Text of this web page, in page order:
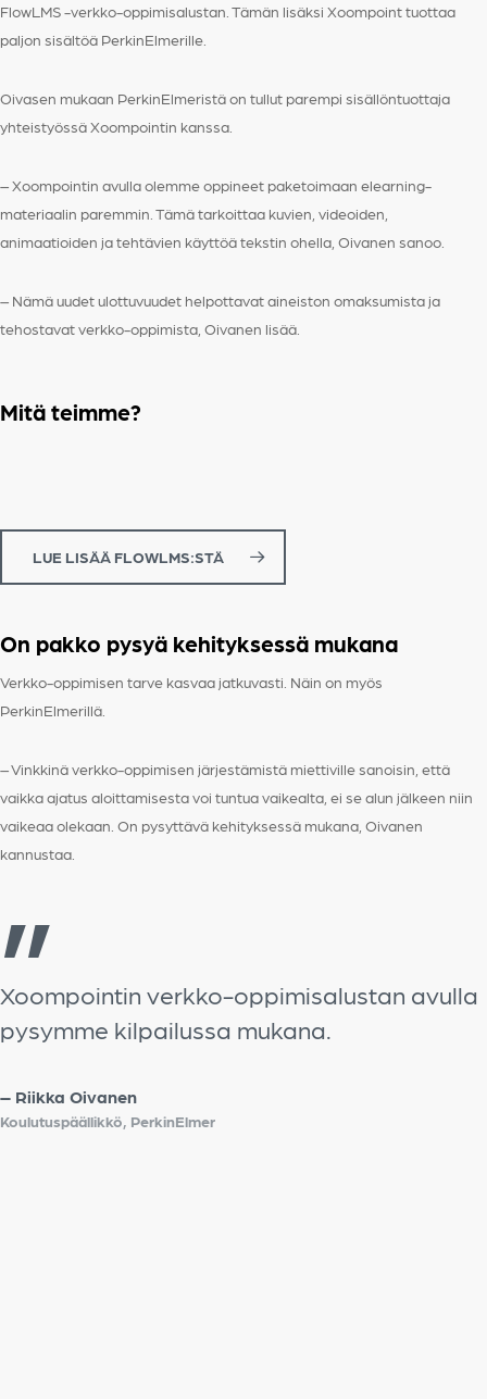
FlowLMS -verkko-oppimisalustan. Tämän lisäksi Xoompoint tuottaa
paljon sisältöä PerkinElmerille.
Oivasen mukaan PerkinElmeristä on tullut parempi sisällöntuottaja
yhteistyössä Xoompointin kanssa.
– Xoompointin avulla olemme oppineet paketoimaan elearning-
materiaalin paremmin. Tämä tarkoittaa kuvien, videoiden,
animaatioiden ja tehtävien käyttöä tekstin ohella, Oivanen sanoo.
– Nämä uudet ulottuvuudet helpottavat aineiston omaksumista ja
tehostavat verkko-oppimista, Oivanen lisää.
Mitä teimme?
LUE LISÄÄ FLOWLMS:STÄ
On pakko pysyä kehityksessä mukana
Verkko-oppimisen tarve kasvaa jatkuvasti. Näin on myös
PerkinElmerillä.
– Vinkkinä verkko-oppimisen järjestämistä miettiville sanoisin, että
vaikka ajatus aloittamisesta voi tuntua vaikealta, ei se alun jälkeen niin
vaikeaa olekaan. On pysyttävä kehityksessä mukana, Oivanen
kannustaa.
”
Xoompointin verkko-oppimisalustan avulla
pysymme kilpailussa mukana.
– Riikka Oivanen
Koulutuspäällikkö, PerkinElmer